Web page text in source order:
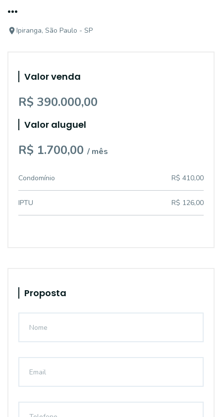
...
Ipiranga, São Paulo - SP
Valor venda
R$ 390.000,00
Valor aluguel
R$ 1.700,00 / mês
Condomínio R$ 410,00
IPTU R$ 126,00
Proposta